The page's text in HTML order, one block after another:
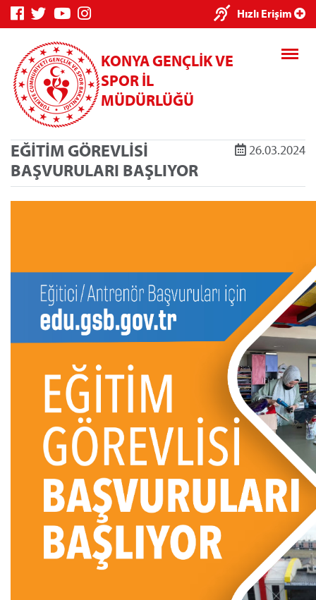
Hızlı Erişim
KONYA GENÇLİK VE
SPOR İL
MÜDÜRLÜĞÜ
EĞİTİM GÖREVLİSİ
BAŞVURULARI BAŞLIYOR
26.03.2024
Genç Bilgi Sistemi Spor Bilgi
Kredi/Yurt E-Ödeme